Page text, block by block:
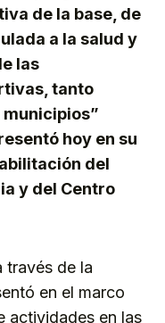
de la base, de
a la salud y
las
tanto
hoy en su
del
y del Centro
través de la
en el marco
actividades en las